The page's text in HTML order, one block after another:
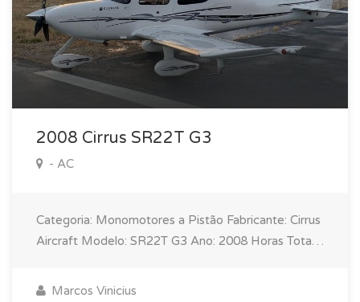
2008 Cirrus SR22T G3
- AC
Categoria: Monomotores a Pistão Fabricante: Cirrus
Aircraft Modelo: SR22T G3 Ano: 2008 Horas Totais:
MOTOR • Fabricante: Continental • Modelo: TSIO-
Marcos Vinicius